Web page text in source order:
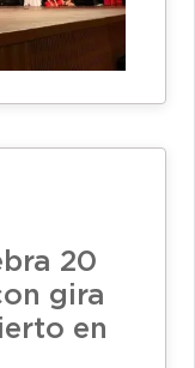
20
gira
en